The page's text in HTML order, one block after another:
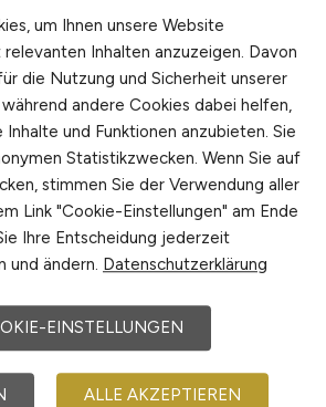
CRAFT.JOBS schalten
im Bau-
beachten
verläuft nicht in
Während in Großstädten
der Wohnungsbau und
dominieren,
Gebäude von
um Ihnen unsere Website
Inhalten anzuzeigen. Davon
die Nutzung und Sicherheit unserer
andere Cookies dabei helfen,
Inhalte und Funktionen anzubieten. Sie
Statistikzwecken. Wenn Sie auf
stimmen Sie der Verwendung aller
Link "Cookie-Einstellungen" am Ende
Ihre Entscheidung jederzeit
und ändern. Datenschutzerklärung
EINSTELLUNGEN
ALLE AKZEPTIEREN